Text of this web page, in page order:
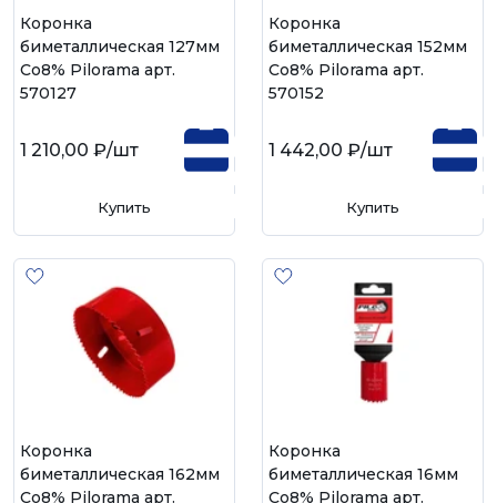
Коронка
биметаллическая 127мм
Со8% Pilorama арт.
570127
1 210,00 ₽/шт
Купить
Коронка
биметаллическая 152мм
Со8% Pilorama арт.
570152
1 442,00 ₽/шт
Купить
Коронка
биметаллическая 162мм
Со8% Pilorama арт.
Коронка
биметаллическая 16мм
Со8% Pilorama арт.